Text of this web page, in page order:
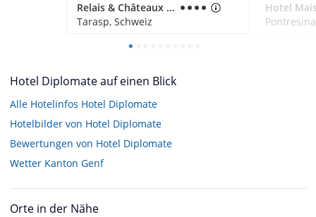
Relais & Châteaux Schlosshotel Chastè - Scuol Tarasp
Tarasp, Schweiz
Hotel
Hotel Diplomate auf einen Blick
Alle Hotelinfos Hotel Diplomate
Hotelbilder von Hotel Diplomate
Bewertungen von Hotel Diplomate
Wetter Kanton Genf
Orte in der Nähe